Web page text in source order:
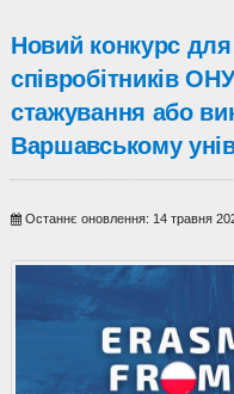
Новий конкурс для
співробітників
стажування або
Варшавському
Останнє оновлення: 14 травня